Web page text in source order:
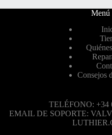
Menú
Consejos
TELÉFONO: +34
EMAIL DE SOPORTE: